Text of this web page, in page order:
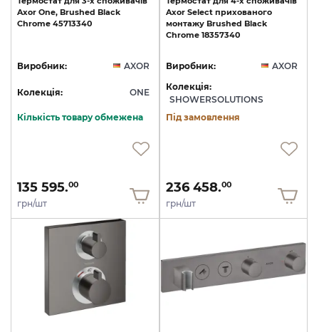
Axor One, Brushed Black
Chrome 45713340
Виробник: AXOR
Колекція: ONE
Кількість товару обмежена
135 595.00
грн/шт
Axor Select прихованого
монтажу Brushed Black
Chrome 18357340
Виробник:
AXOR
Колекція:
SHOWERSOLUTIONS
Під замовлення
236 458.00
грн/шт